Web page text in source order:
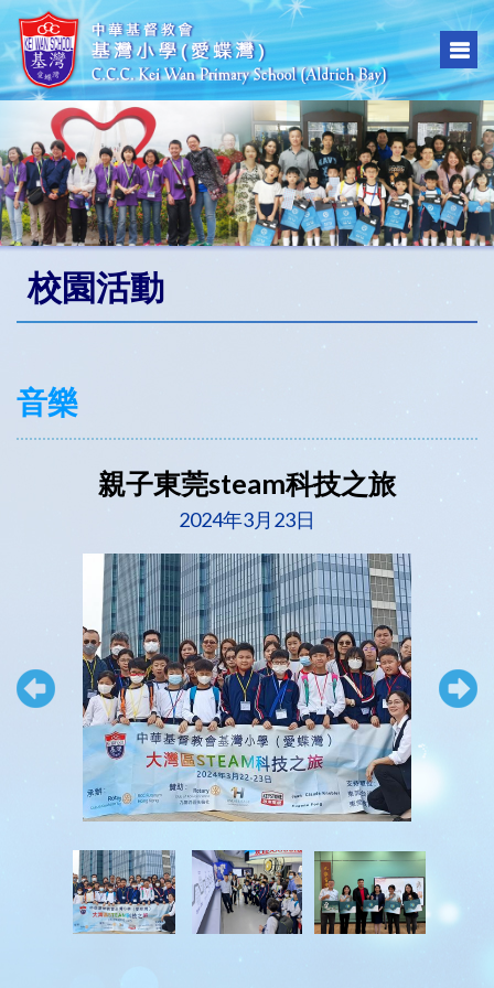
校園活動
音樂
親子東莞steam科技之旅
2024年3月23日